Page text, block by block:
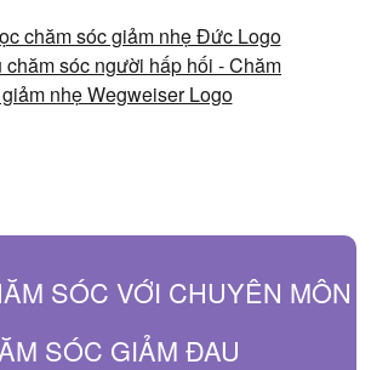
SÓC VỚI CHUYÊN MÔN
SÓC GIẢM ĐAU